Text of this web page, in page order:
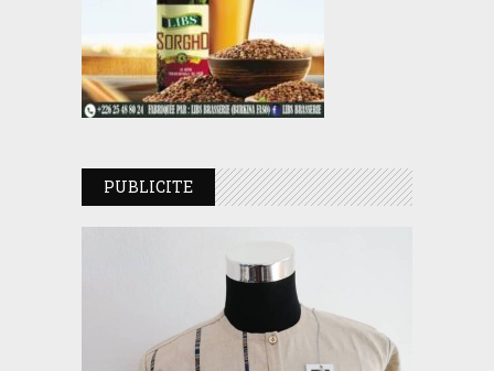
PUBLICITE